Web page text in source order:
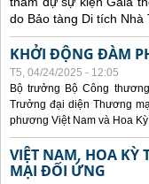
do Bảo tàng Di tích Nhà
KHỞI ĐỘNG ĐÀM
T5, 04/24/2025 - 12:05
Bộ trưởng Bộ Công
Trưởng đại diện Thương
phương Việt Nam và Hoa
VIỆT NAM, HOA KỲ
MẠI ĐỐI ỨNG